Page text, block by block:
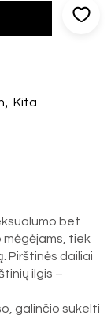
, Kita
bet
mėgėjams, tiek
Pirštinės dailiai
ilgis –
galinčio sukelti